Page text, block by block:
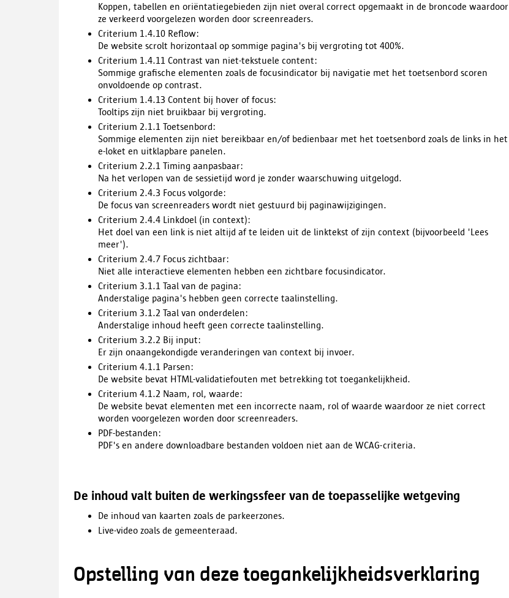
Koppen, tabellen en oriëntatiegebieden zijn niet overal correct opgemaakt in de broncode waardoor
ze verkeerd voorgelezen worden door screenreaders.
Criterium 1.4.10 Reflow:
De website scrolt horizontaal op sommige pagina's bij vergroting tot 400%.
Criterium 1.4.11 Contrast van niet-tekstuele content:
Sommige grafische elementen zoals de focusindicator bij navigatie met het toetsenbord scoren
onvoldoende op contrast.
Criterium 1.4.13 Content bij hover of focus:
Tooltips zijn niet bruikbaar bij vergroting.
Criterium 2.1.1 Toetsenbord:
Sommige elementen zijn niet bereikbaar en/of bedienbaar met het toetsenbord zoals de links in het
e-loket en uitklapbare panelen.
Criterium 2.2.1 Timing aanpasbaar:
Na het verlopen van de sessietijd word je zonder waarschuwing uitgelogd.
Criterium 2.4.3 Focus volgorde:
De focus van screenreaders wordt niet gestuurd bij paginawijzigingen.
Criterium 2.4.4 Linkdoel (in context):
Het doel van een link is niet altijd af te leiden uit de linktekst of zijn context (bijvoorbeeld 'Lees
meer').
Criterium 2.4.7 Focus zichtbaar:
Niet alle interactieve elementen hebben een zichtbare focusindicator.
Criterium 3.1.1 Taal van de pagina:
Anderstalige pagina's hebben geen correcte taalinstelling.
Criterium 3.1.2 Taal van onderdelen:
Anderstalige inhoud heeft geen correcte taalinstelling.
Criterium 3.2.2 Bij input:
Er zijn onaangekondigde veranderingen van context bij invoer.
Criterium 4.1.1 Parsen:
De website bevat HTML-validatiefouten met betrekking tot toegankelijkheid.
Criterium 4.1.2 Naam, rol, waarde:
De website bevat elementen met een incorrecte naam, rol of waarde waardoor ze niet correct
worden voorgelezen worden door screenreaders.
PDF-bestanden:
PDF's en andere downloadbare bestanden voldoen niet aan de WCAG-criteria.
De inhoud valt buiten de werkingssfeer van de toepasselijke wetgeving
De inhoud van kaarten zoals de parkeerzones.
Live-video zoals de gemeenteraad.
Opstelling van deze toegankelijkheidsverklaring